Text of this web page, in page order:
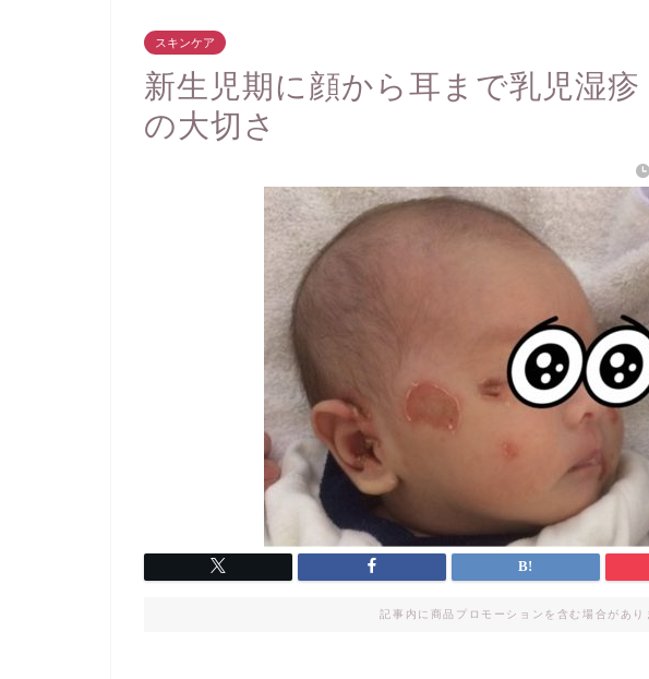
スキンケア
新生児期に顔から耳まで乳児湿
の大切さ
記事内に商品プロモーションを含む場合があり